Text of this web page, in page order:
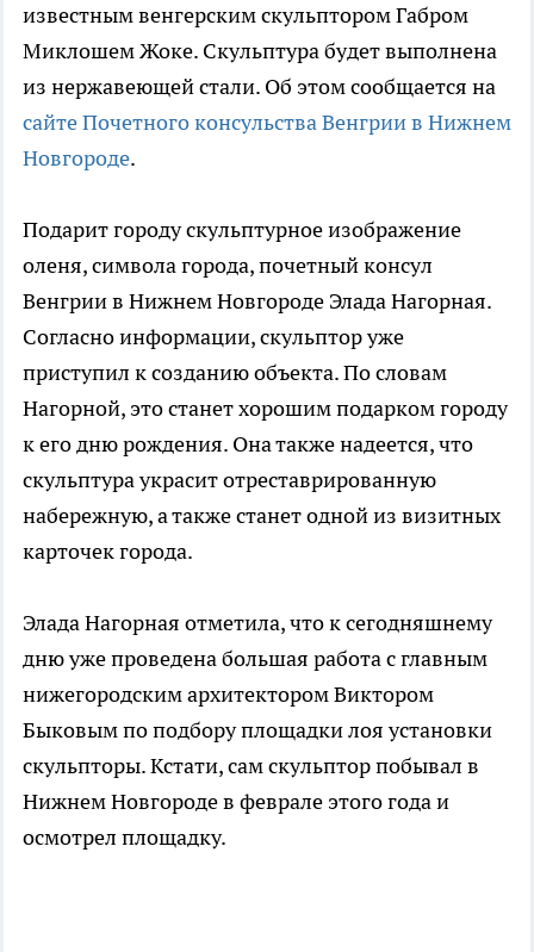
известным венгерским скульптором Габром
Миклошем Жоке. Скульптура будет выполнена
из нержавеющей стали. Об этом сообщается на
сайте Почетного консульства Венгрии в Нижнем
Новгороде.
Подарит городу скульптурное изображение
оленя, символа города, почетный консул
Венгрии в Нижнем Новгороде Элада Нагорная.
Согласно информации, скульптор уже
приступил к созданию объекта. По словам
Нагорной, это станет хорошим подарком городу
к его дню рождения. Она также надеется, что
скульптура украсит отреставрированную
набережную, а также станет одной из визитных
карточек города.
Элада Нагорная отметила, что к сегодняшнему
дню уже проведена большая работа с главным
нижегородским архитектором Виктором
Быковым по подбору площадки лоя установки
скульпторы. Кстати, сам скульптор побывал в
Нижнем Новгороде в феврале этого года и
осмотрел площадку.